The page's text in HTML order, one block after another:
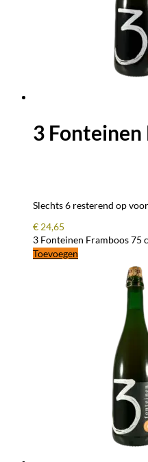
3 Fonteinen
Slechts 6 resterend op
€ 24,65
3 Fonteinen Framboos 75
Toevoegen